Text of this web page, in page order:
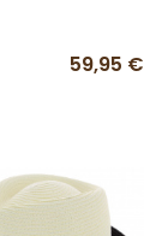
59,95 €